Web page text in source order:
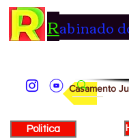
Rabinado
Casamento
Politica